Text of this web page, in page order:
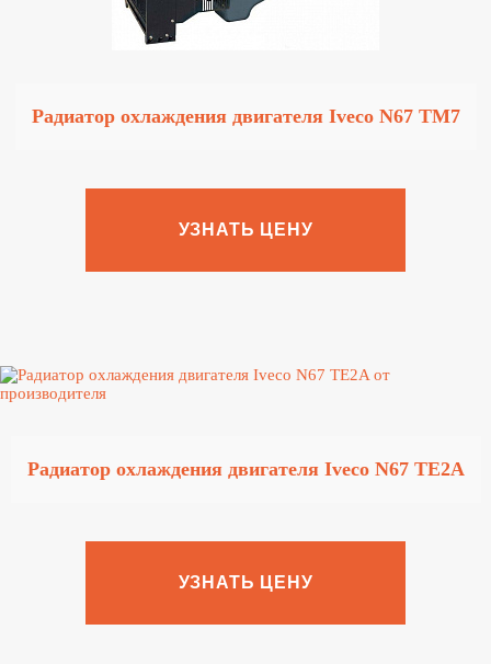
Радиатор охлаждения двигателя Iveco N67 TM7
УЗНАТЬ ЦЕНУ
Радиатор охлаждения двигателя Iveco N67 TE2A
УЗНАТЬ ЦЕНУ